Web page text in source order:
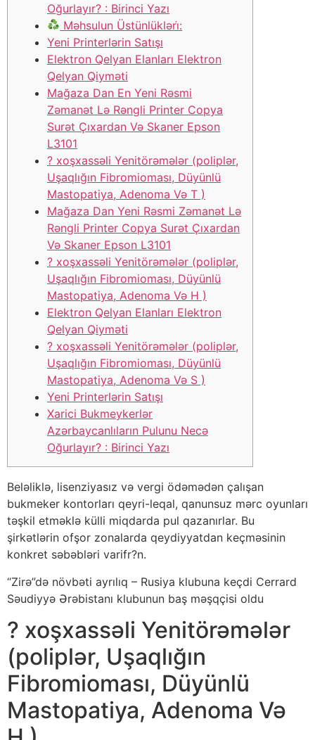
Oğurlayır? : Birinci Yazı
Məhsulun Üstünlükləri̇:
Yeni Printerlərin Satışı
Elektron Qelyan Elanları Elektron
Qelyan Qiyməti
Mağaza Dan En Yeni Rəsmi
Zəmanət Lə Rəngli Printer Copya
Surət Çıxardan Və Skaner Epson
L3101
? ️xoşxassəli Yenitörəmələr (poliplər,
Uşaqlığın Fibromioması, Düyünlü
Mastopatiya, Adenoma Və T )
Mağaza Dan Yeni Rəsmi Zəmanət Lə
Rəngli Printer Copya Surət Çıxardan
Və Skaner Epson L3101
? ️xoşxassəli Yenitörəmələr (poliplər,
Uşaqlığın Fibromioması, Düyünlü
Mastopatiya, Adenoma Və H )
Elektron Qelyan Elanları Elektron
Qelyan Qiyməti
? ️xoşxassəli Yenitörəmələr (poliplər,
Uşaqlığın Fibromioması, Düyünlü
Mastopatiya, Adenoma Və S )
Yeni Printerlərin Satışı
Xarici Bukmeykerlər
Azərbaycanlıların Pulunu Necə
Oğurlayır? : Birinci Yazı
Beləliklə, lisenziyasız və vergi ödəmədən çalışan
bukmeker kontorları qeyri-leqal, qanunsuz mərc oyunları
təşkil etməklə külli miqdarda pul qazanırlar. Bu
şirkətlərin ofşor zonalarda qeydiyyatdan keçməsinin
konkret səbəbləri varifr?n.
“Zirə”də növbəti ayrılıq – Rusiya klubuna keçdi Cerrard
Səudiyyə Ərəbistanı klubunun baş məşqçisi oldu
? ️xoşxassəli Yenitörəmələr
(poliplər, Uşaqlığın
Fibromioması, Düyünlü
Mastopatiya, Adenoma Və